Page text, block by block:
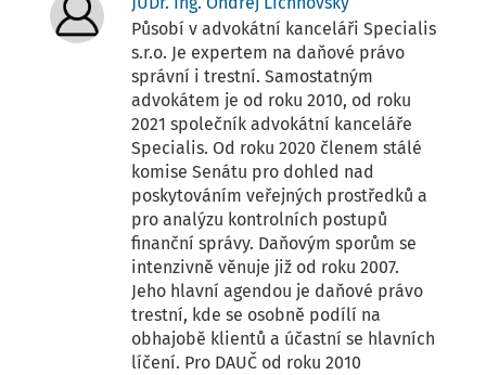
Působí v advokátní kanceláři Specialis
s.r.o. Je expertem na daňové právo
správní i trestní. Samostatným
advokátem je od roku 2010, od roku
2021 společník advokátní kanceláře
Specialis. Od roku 2020 členem stálé
komise Senátu pro dohled nad
poskytováním veřejných prostředků a
pro analýzu kontrolních postupů
finanční správy. Daňovým sporům se
intenzivně věnuje již od roku 2007.
Jeho hlavní agendou je daňové právo
trestní, kde se osobně podílí na
obhajobě klientů a účastní se hlavních
líčení. Pro DAUČ od roku 2010